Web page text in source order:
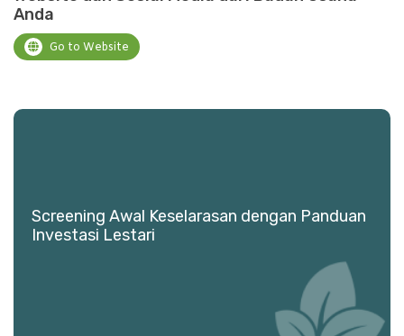
Anda
Go to Website
Screening Awal Keselarasan dengan Panduan
Investasi Lestari